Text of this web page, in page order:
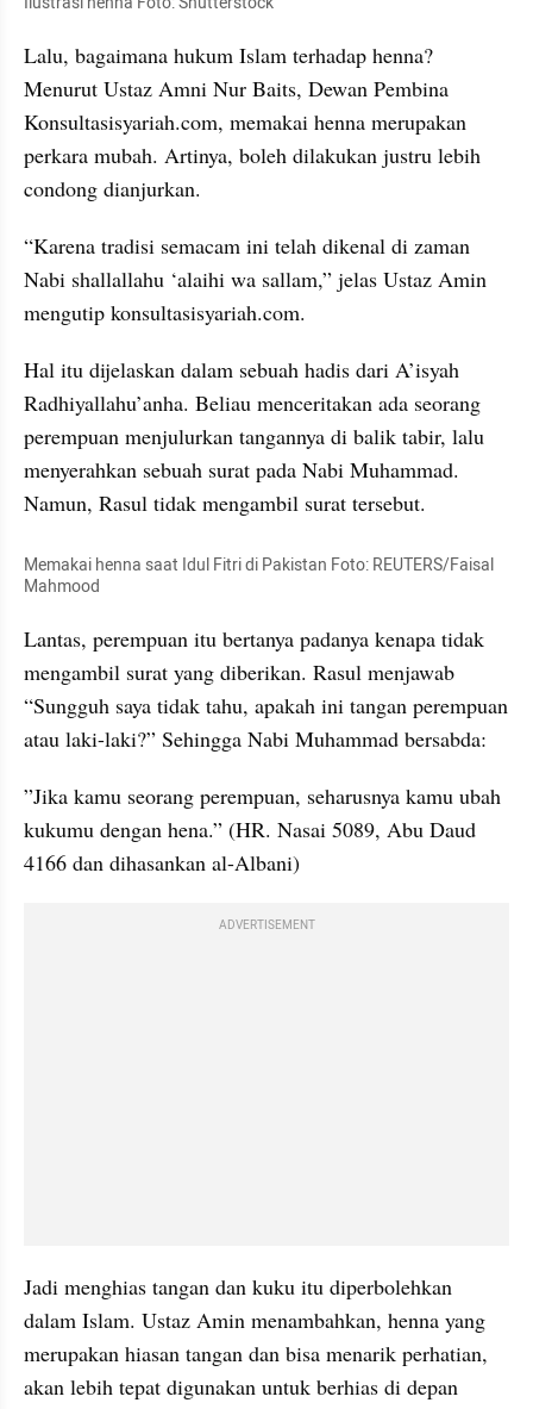
Lalu, bagaimana hukum Islam terhadap henna?
Menurut Ustaz Amni Nur Baits, Dewan Pembina
Konsultasisyariah.com, memakai henna merupakan
perkara mubah. Artinya, boleh dilakukan justru lebih
condong dianjurkan.
“Karena tradisi semacam ini telah dikenal di zaman
Nabi shallallahu ‘alaihi wa sallam,” jelas Ustaz Amin
mengutip konsultasisyariah.com.
Hal itu dijelaskan dalam sebuah hadis dari A’isyah
Radhiyallahu’anha. Beliau menceritakan ada seorang
perempuan menjulurkan tangannya di balik tabir, lalu
menyerahkan sebuah surat pada Nabi Muhammad.
Namun, Rasul tidak mengambil surat tersebut.
Memakai henna saat Idul Fitri di Pakistan Foto: REUTERS/Faisal
Mahmood
Lantas, perempuan itu bertanya padanya kenapa tidak
mengambil surat yang diberikan. Rasul menjawab
“Sungguh saya tidak tahu, apakah ini tangan perempuan
atau laki-laki?” Sehingga Nabi Muhammad bersabda:
”Jika kamu seorang perempuan, seharusnya kamu ubah
kukumu dengan hena.” (HR. Nasai 5089, Abu Daud
4166 dan dihasankan al-Albani)
ADVERTISEMENT
Jadi menghias tangan dan kuku itu diperbolehkan
dalam Islam. Ustaz Amin menambahkan, henna yang
merupakan hiasan tangan dan bisa menarik perhatian,
akan lebih tepat digunakan untuk berhias di depan